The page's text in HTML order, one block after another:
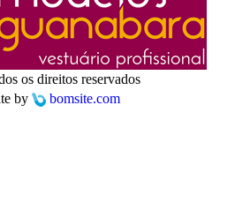
os direitos reservados
by
bomsite.com